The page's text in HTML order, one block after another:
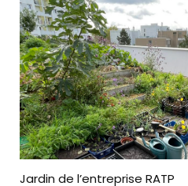
Jardin de l’entreprise RATP